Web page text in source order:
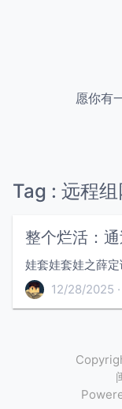
愿你有
Tag : 远程组
整个烂活：通
娃套娃套娃之薛
12/28/2025